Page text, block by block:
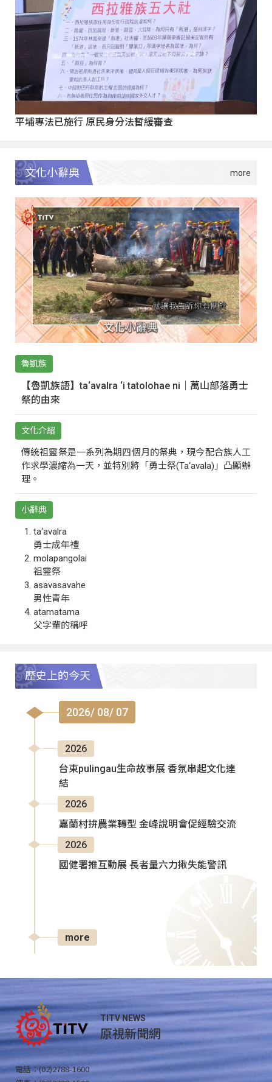
平埔專法已施行 原民身分法暫緩審查
文化小辭典
魯凱族
【魯凱族語】ta‘avalra ‘i tatolohae ni｜萬山部落勇士
祭的由來
文化介紹
傳統祖靈祭是一系列為期四個月的祭典，現今配合族人工
作求學濃縮為一天，並特別將「勇士祭(Ta‘avala)」凸顯辦
理。
小辭典
ta‘avalra
勇士成年禮
molapangolai
祖靈祭
asavasavahe
男性青年
atamatama
父字輩的稱呼
歷史上的今天
2026/ 08/ 07
2026
台東pulingau生命故事展 香氛串起文化連
結
2026
嘉蘭村拚農業轉型 金峰說明會促經驗交流
2026
國健署推互動展 長者量六力揪失能警訊
more
TITV NEWS
原視新聞網
電話：(02)2788-1600